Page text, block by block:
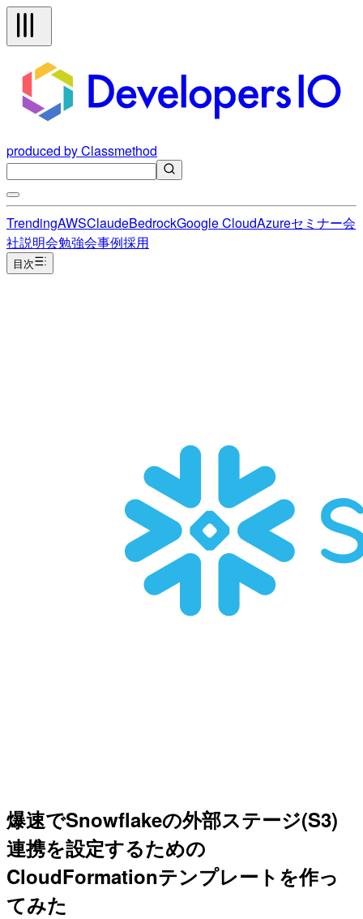
produced by Classmethod
TrendingAWSClaudeBedrockGoogle CloudAzureセミナー会
社説明会勉強会事例採用
目次
爆速でSnowflakeの外部ステージ(S3)
連携を設定するための
CloudFormationテンプレートを作っ
てみた